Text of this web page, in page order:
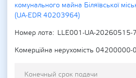
комунального майна Біляївської
(UA-EDR 40203964)
Номер лота
LLE001-UA-20260515-
Комерційна нерухомість 04200000-0
Конечный срок подачи